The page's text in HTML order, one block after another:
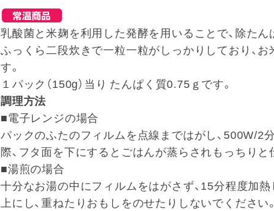
乳酸菌と米麹を利用した発酵を用いることで、除た
ふっくら二段炊きで一粒一粒がしっかりしており、
す。
１パック（150g）当り たんぱく質0.75ｇです。
調理方法
■電子レンジの場合
パックのふたのフィルムを点線まではがし、500W/
際、フタ面を下にするとごはんが蒸らされもっちりと
■湯煎の場合
十分なお湯の中にフィルムをはがさず、15分程度加
上にし、重ねたりおもしをのせたりしないでください。